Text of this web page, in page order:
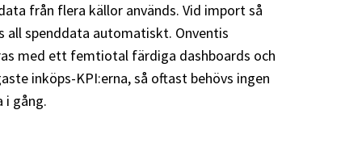
från flera källor används. Vid import så
all spenddata automatiskt. Onventis
med ett femtiotal färdiga dashboards och
inköps-KPI:erna, så oftast behövs ingen
i gång.